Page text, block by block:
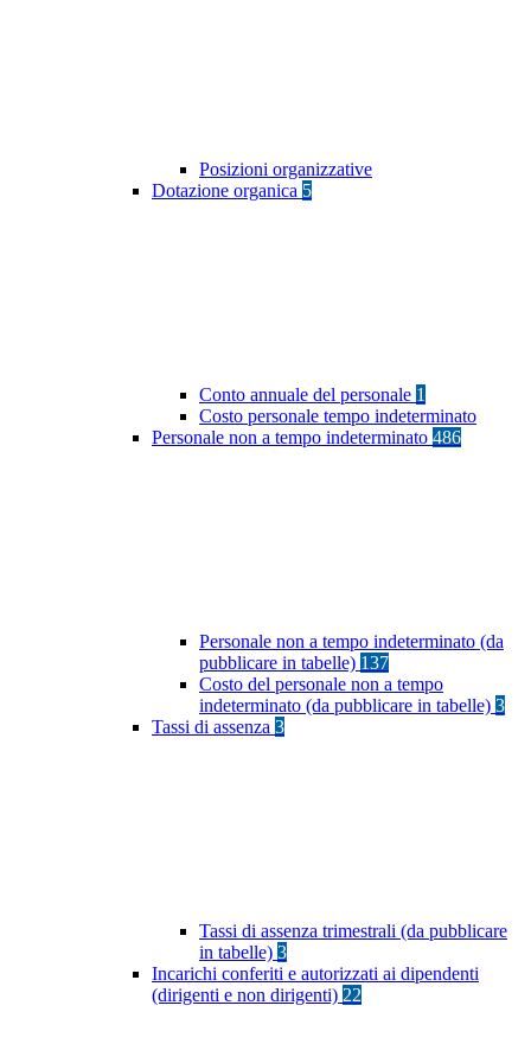
Posizioni organizzative
Dotazione organica 5
Conto annuale del personale 1
Costo personale tempo indeterminato
Personale non a tempo indeterminato 486
Personale non a tempo indeterminato (da
pubblicare in tabelle) 137
Costo del personale non a tempo
indeterminato (da pubblicare in tabelle) 3
Tassi di assenza 3
Tassi di assenza trimestrali (da pubblicare
in tabelle) 3
Incarichi conferiti e autorizzati ai dipendenti
(dirigenti e non dirigenti) 22